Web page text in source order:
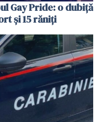
Gay Pride: o dubiță
și 15 răniți